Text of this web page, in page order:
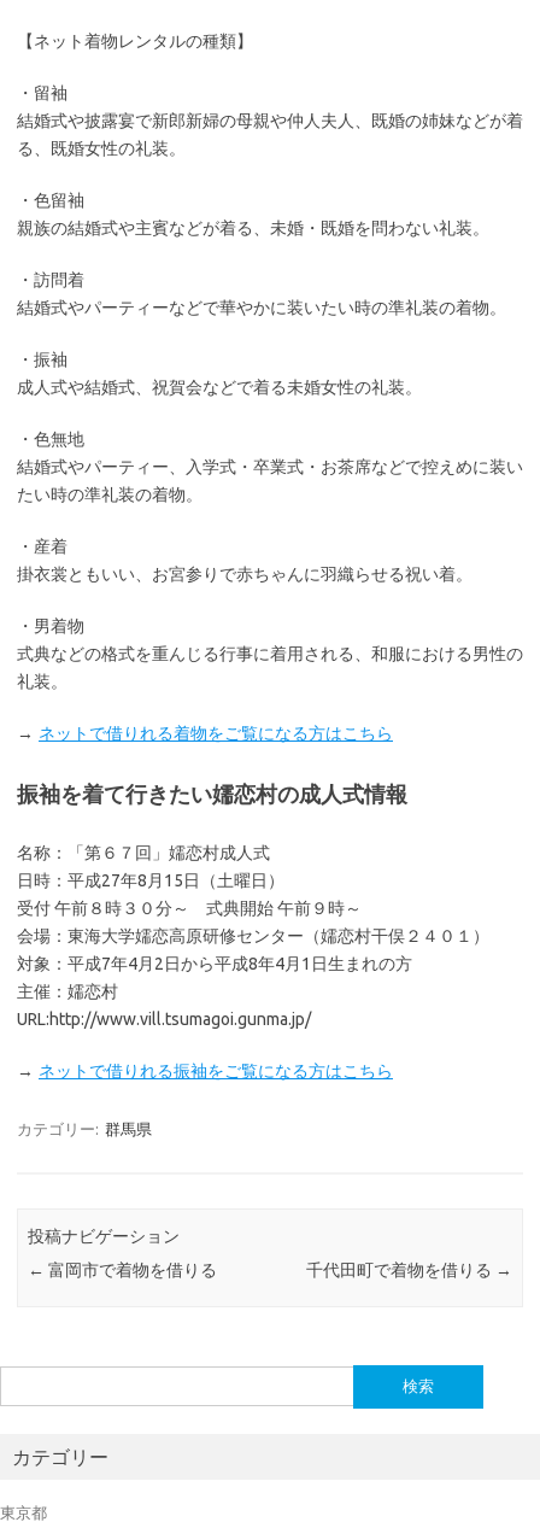
【ネット着物レンタルの種類】
・留袖
結婚式や披露宴で新郎新婦の母親や仲人夫人、既婚の姉妹などが着
る、既婚女性の礼装。
・色留袖
親族の結婚式や主賓などが着る、未婚・既婚を問わない礼装。
・訪問着
結婚式やパーティーなどで華やかに装いたい時の準礼装の着物。
・振袖
成人式や結婚式、祝賀会などで着る未婚女性の礼装。
・色無地
結婚式やパーティー、入学式・卒業式・お茶席などで控えめに装い
たい時の準礼装の着物。
・産着
掛衣裳ともいい、お宮参りで赤ちゃんに羽織らせる祝い着。
・男着物
式典などの格式を重んじる行事に着用される、和服における男性の
礼装。
→ ネットで借りれる着物をご覧になる方はこちら
振袖を着て行きたい嬬恋村の成人式情報
名称：「第６７回」嬬恋村成人式
日時：平成27年8月15日（土曜日）
受付 午前８時３０分～ 式典開始 午前９時～
会場：東海大学嬬恋高原研修センター（嬬恋村干俣２４０１）
対象：平成7年4月2日から平成8年4月1日生まれの方
主催：嬬恋村
URL:http://www.vill.tsumagoi.gunma.jp/
→ ネットで借りれる振袖をご覧になる方はこちら
カテゴリー: 群馬県
投稿ナビゲーション
← 富岡市で着物を借りる 千代田町で着物を借りる →
索:
カテゴリー
東京都